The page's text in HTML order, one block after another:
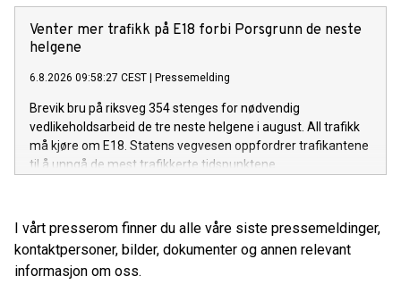
Venter mer trafikk på E18 forbi Porsgrunn de neste
helgene
6.8.2026 09:58:27 CEST Pressemelding
Brevik bru på riksveg 354 stenges for nødvendig
vedlikeholdsarbeid de tre neste helgene i august. All trafikk
må kjøre om E18. Statens vegvesen oppfordrer trafikantene
til å unngå de mest trafikkerte tidspunktene.
I vårt presserom finner du alle våre siste pressemeldinger,
kontaktpersoner, bilder, dokumenter og annen relevant
informasjon om oss.